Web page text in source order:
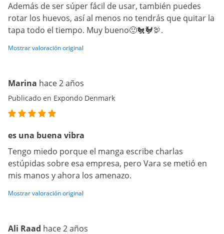
Además de ser súper fácil de usar, también puedes
rotar los huevos, así al menos no tendrás que quitar la
tapa todo el tiempo. Muy bueno🙂🐔🐓🦃.
Mostrar valoración original
Marina hace 2 años
Publicado en Expondo Denmark
es una buena vibra
Tengo miedo porque el manga escribe charlas
estúpidas sobre esa empresa, pero Vara se metió en
mis manos y ahora los amenazo.
Mostrar valoración original
Ali Raad hace 2 años